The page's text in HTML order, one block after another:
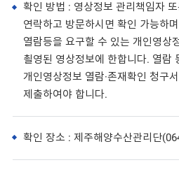
확인 방법 : 영상정보 관리책임자
연락하고 방문하시면 확인 가능하
열람등을 요구할 수 있는 개인영상
쵤영된 영상정보에 한합니다. 열람
개인영상정보 열람·존재확인 청구
제출하여야 합니다.
확인 장소 : 제주해양수산관리단